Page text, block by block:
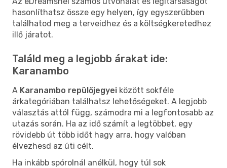
hasonlíthatsz össze egy helyen, így egyszerűbben
találhatod meg a terveidhez és a költségkeretedhez
illő járatot.
Találd meg a legjobb árakat ide:
Karanambo
A Karanambo repülőjegyei között sokféle
árkategóriában találhatsz lehetőségeket. A legjobb
választás attól függ, számodra mi a legfontosabb az
utazás során. Ha az idő számít a legtöbbet, egy
rövidebb út több időt hagy arra, hogy valóban
élvezhesd az úti célt.
Ha inkább spórolnál anélkül, hogy túl sok